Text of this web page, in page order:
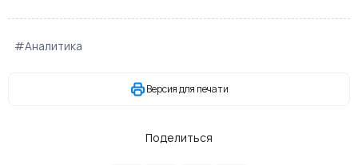
#Аналитика
Версия для печати
Поделиться